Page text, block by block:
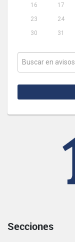
16
17
23
24
30
31
Secciones